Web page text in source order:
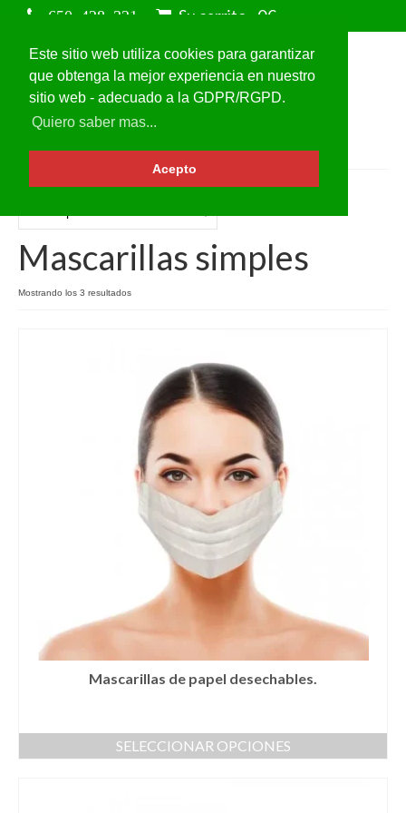
Este sitio web utiliza cookies para garantizar
que obtenga la mejor experiencia en nuestro
sitio web - adecuado a la GDPR/RGPD.
Quiero saber mas...
Acepto
Su carrito 0€
Mascarillas simples
Mostrando los 3 resultados
Mascarillas de papel desechables.
SELECCIONAR OPCIONES